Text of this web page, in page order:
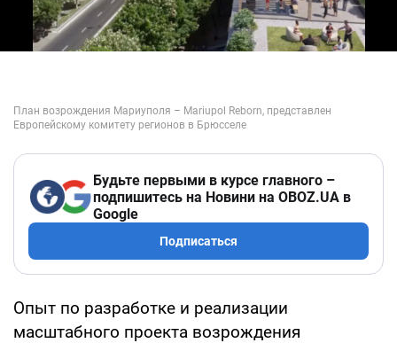
Будьте первыми в курсе главного –
подпишитесь на Новини на OBOZ.UA в
Google
Подписаться
Опыт по разработке и реализации
масштабного проекта возрождения